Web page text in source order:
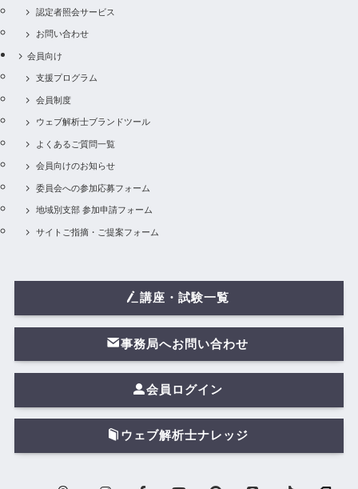
認定者照会サービス
お問い合わせ
会員向け
支援プログラム
会員制度
ウェブ解析士ブランドツール
よくあるご質問一覧
会員向けのお知らせ
委員会への参加応募フォーム
地域別支部 参加申請フォーム
サイトご指摘・ご提案フォーム
講座・試験一覧
事務局へお問い合わせ
会員ログイン
ウェブ解析士ナレッジ